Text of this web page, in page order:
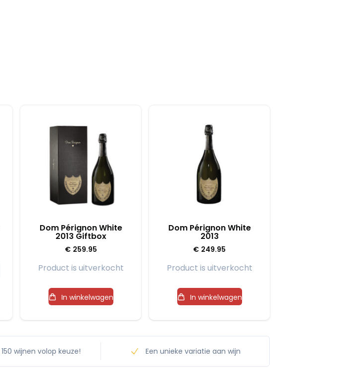
Dom Pérignon White
2013 Giftbox
€ 259.95
Product is uitverkocht
In winkelwagen
Dom Pérignon White
2013
€ 249.95
Product is uitverkocht
In winkelwagen
wijnen volop keuze! Een unieke variatie aan wijn